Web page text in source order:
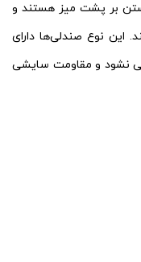
بر پشت میز هستند و
این نوع صندلی‌ها دارای
نشود و مقاومت سایشی